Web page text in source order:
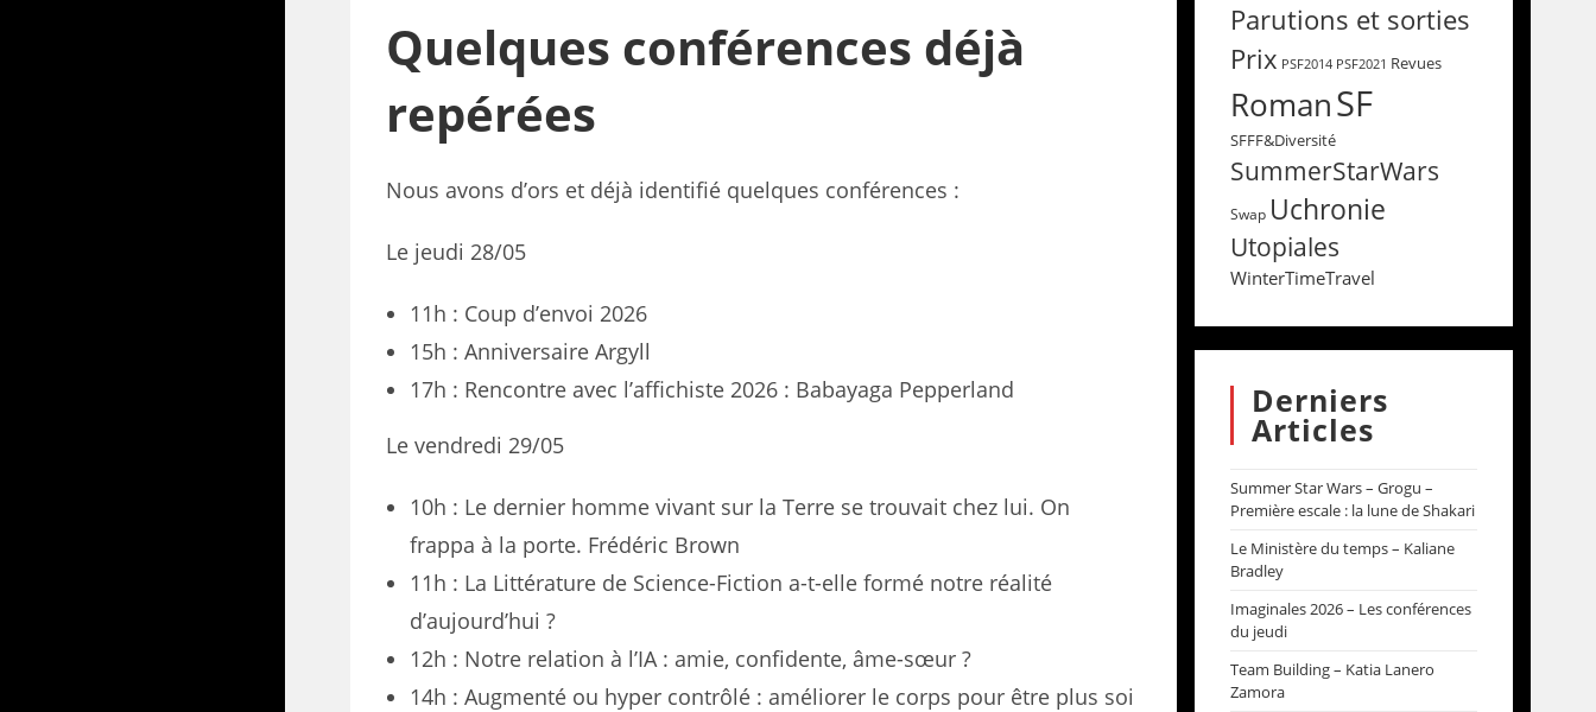
Quelques conférences déjà
repérées
Nous avons d’ors et déjà identifié quelques conférences :
Le jeudi 28/05
11h : Coup d’envoi 2026
15h : Anniversaire Argyll
17h : Rencontre avec l’affichiste 2026 : Babayaga Pepperland
Le vendredi 29/05
10h : Le dernier homme vivant sur la Terre se trouvait chez lui. On
frappa à la porte. Frédéric Brown
11h : La Littérature de Science-Fiction a-t-elle formé notre réalité
d’aujourd’hui ?
12h : Notre relation à l’IA : amie, confidente, âme-sœur ?
14h : Augmenté ou hyper contrôlé : améliorer le corps pour être plus soi
Parutions et sorties
Prix PSF2014 PSF2021 Revues
RomanSF
SFFF&Diversité
SummerStarWars
Swap Uchronie
Utopiales
WinterTimeTravel
Derniers
Articles
Summer Star Wars – Grogu –
Première escale : la lune de Shakari
Le Ministère du temps – Kaliane
Bradley
Imaginales 2026 – Les conférences
du jeudi
Team Building – Katia Lanero
Zamora